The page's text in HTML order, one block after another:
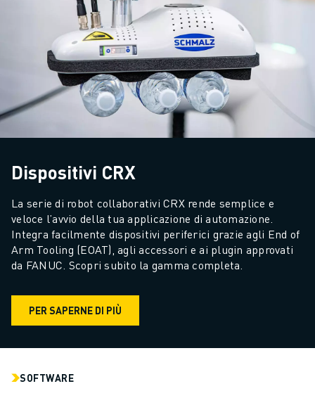
Dispositivi CRX
La serie di robot collaborativi CRX rende semplice e
veloce l’avvio della tua applicazione di automazione.
Integra facilmente dispositivi periferici grazie agli End of
Arm Tooling (EOAT), agli accessori e ai plugin approvati
da FANUC. Scopri subito la gamma completa.
PER SAPERNE DI PIÙ
SOFTWARE